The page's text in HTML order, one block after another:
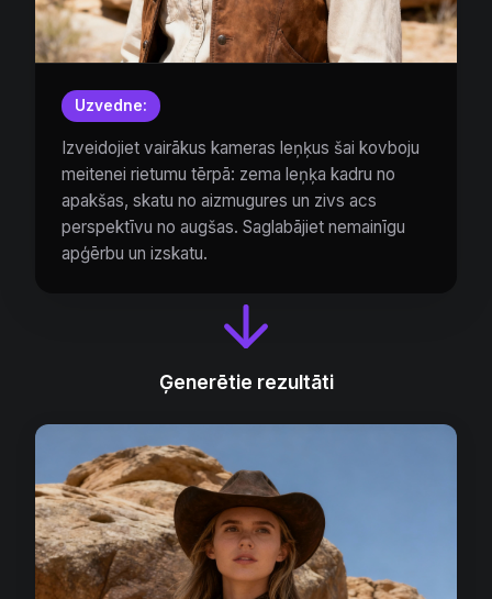
Uzvedne:
Izveidojiet vairākus kameras leņķus šai kovboju
meitenei rietumu tērpā: zema leņķa kadru no
apakšas, skatu no aizmugures un zivs acs
perspektīvu no augšas. Saglabājiet nemainīgu
apģērbu un izskatu.
Ģenerētie rezultāti